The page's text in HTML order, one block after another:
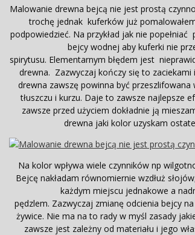
Malowanie drewna bejcą nie jest prostą
trochę jednak kuferków już
podpowiedzieć. Na przykład jak nie popełniać
bejcy wodnej aby kuferki nie
spirytusu. Elementarnym błędem jest
drewna. Zazwyczaj kończy się to
drewna zawszę powinna być przeszlifowana
tłuszczu i kurzu. Daje to zawsze najlepsze
zawsze przed użyciem dokładnie ją
drewna jaki kolor uzyskam
Na kolor wpływa wiele czynników np
Bejcę nakładam równomiernie wzdłuż
każdym miejscu jednakowe a
pędzlem. Zazwyczaj zmianę odcienia bejcy
żywice. Nie ma na to rady w myśl zasady
zawsze jest zależny od materiału i jego